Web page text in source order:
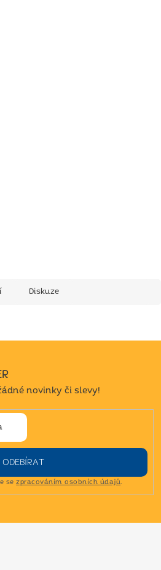
Diskuze
novinky či slevy!
ODEBÍRAT
sezpracováním osobních údajů.